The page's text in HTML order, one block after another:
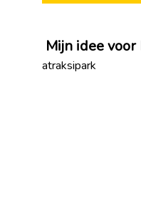
Mijn idee
atraksipark